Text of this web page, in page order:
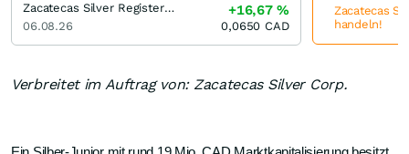
Verbreitet im Auftrag von: Zacatecas Silver Corp.
Zacatecas Silver Registered
06.08.26
+16,67%
0,0650 CAD
Zacatecas
handeln!